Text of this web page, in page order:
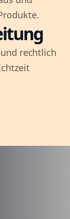
rechtlich